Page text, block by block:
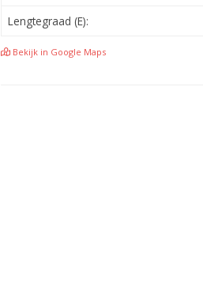
Lengtegraad (E):
Bekijk in Google Maps